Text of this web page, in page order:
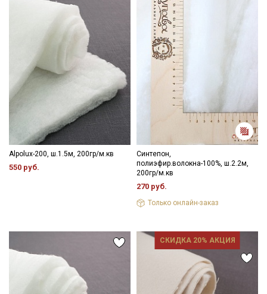
Alpolux-200, ш.1.5м, 200гр/м.кв
550 руб.
Синтепон,
полиэфир.волокна-100%, ш.2.2м,
200гр/м.кв
270 руб.
Только онлайн-заказ
СКИДКА 20% АКЦИЯ